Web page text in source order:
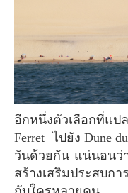
อีกหนึ่งตัวเลือกที่แปลกใหม่ คือ การนั่งเรือจาก Cap
Ferret ไปยัง Dune
วันด้วยกัน แน่นอนว่า
สร้างเสริมประสบก